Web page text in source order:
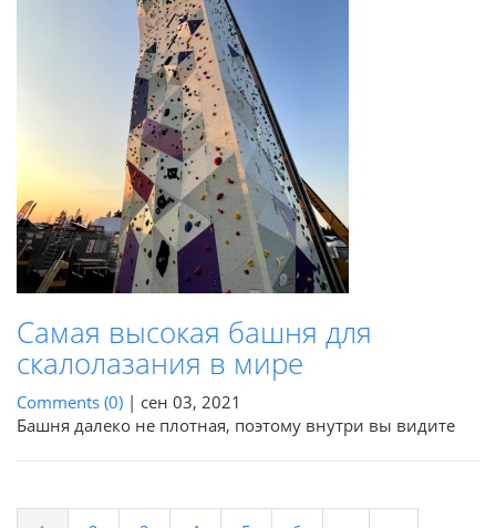
Самая высокая башня для
скалолазания в мире
Comments (0) | сен 03, 2021
Башня далеко не плотная, поэтому внутри вы видите